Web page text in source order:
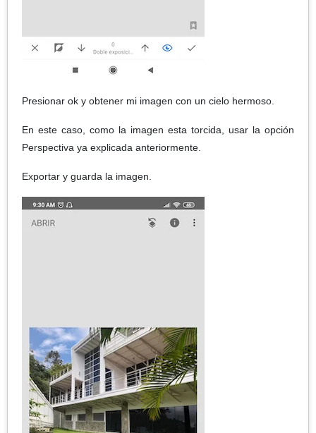
Presionar ok y obtener mi imagen con un cielo hermoso.
En este caso, como la imagen esta torcida, usar la opción
Perspectiva ya explicada anteriormente.
Exportar y guarda la imagen.